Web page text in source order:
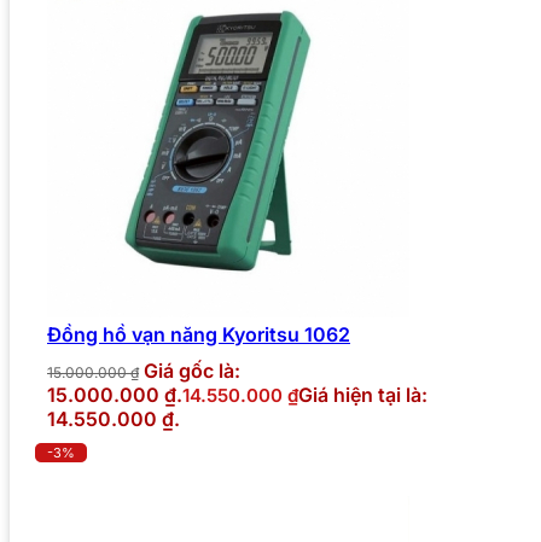
Đồng hồ vạn năng Kyoritsu 1062
15.000.000₫ Giá gốc là:
15.000.000 ₫.14.550.000 ₫Giá hiện tại là:
14.550.000 ₫.
-3%